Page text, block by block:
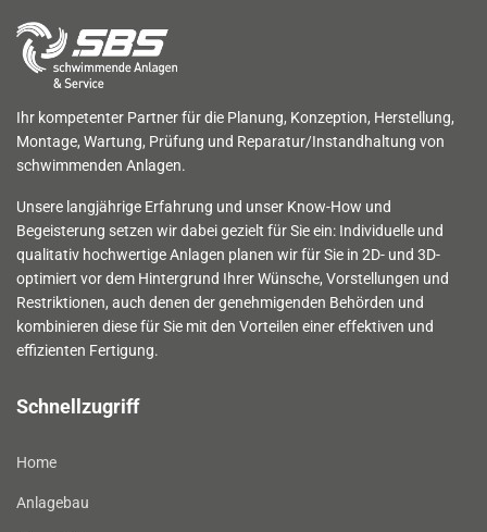
Ihr kompetenter Partner für die Planung, Konzeption, Herstellung,
Montage, Wartung, Prüfung und Reparatur/Instandhaltung von
schwimmenden Anlagen.
Unsere langjährige Erfahrung und unser Know-How und
Begeisterung setzen wir dabei gezielt für Sie ein: Individuelle und
qualitativ hochwertige Anlagen planen wir für Sie in 2D- und 3D-
optimiert vor dem Hintergrund Ihrer Wünsche, Vorstellungen und
Restriktionen, auch denen der genehmigenden Behörden und
kombinieren diese für Sie mit den Vorteilen einer effektiven und
effizienten Fertigung.
Schnellzugriff
Home
Anlagebau